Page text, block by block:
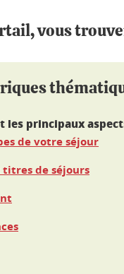
vous
les principaux
de votre séjour
titres de séjours